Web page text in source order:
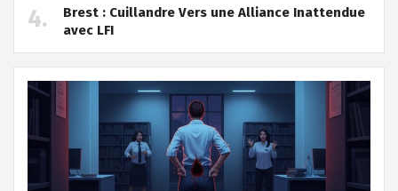
Brest : Cuillandre Vers une Alliance Inattendue
avec LFI